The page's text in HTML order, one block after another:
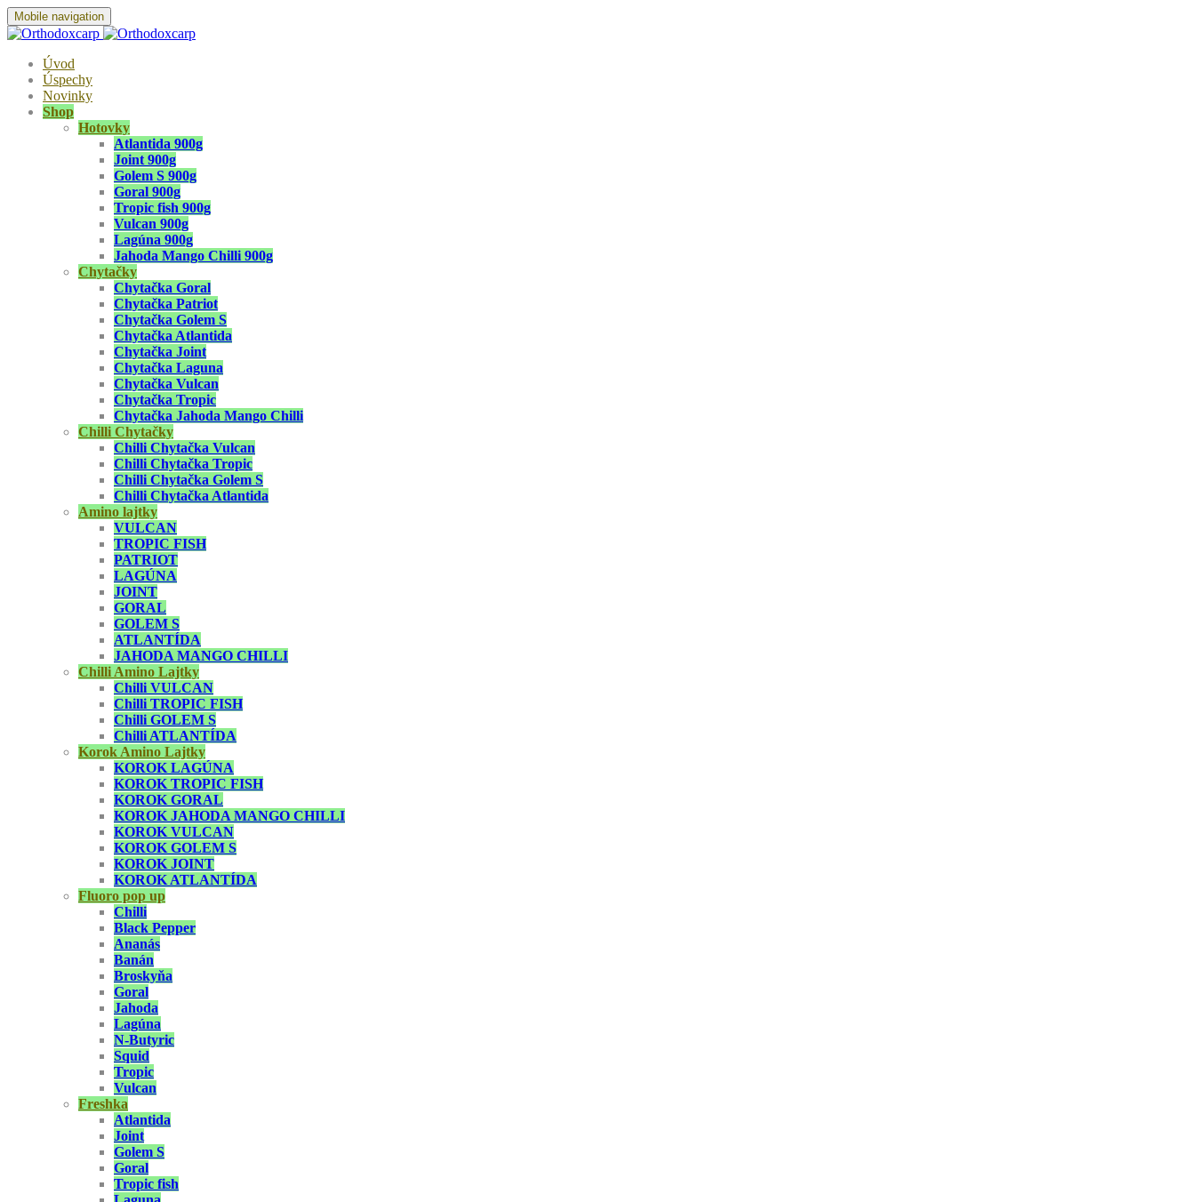
Mobile navigation
Úvod
Úspechy
Novinky
Shop
Hotovky
Atlantida 900g
Joint 900g
Golem S 900g
Goral 900g
Tropic fish 900g
Vulcan 900g
Lagúna 900g
Jahoda Mango Chilli 900g
Chytačky
Chytačka Goral
Chytačka Patriot
Chytačka Golem S
Chytačka Atlantida
Chytačka Joint
Chytačka Laguna
Chytačka Vulcan
Chytačka Tropic
Chytačka Jahoda Mango Chilli
Chilli Chytačky
Chilli Chytačka Vulcan
Chilli Chytačka Tropic
Chilli Chytačka Golem S
Chilli Chytačka Atlantida
Amino lajtky
VULCAN
TROPIC FISH
PATRIOT
LAGÚNA
JOINT
GORAL
GOLEM S
ATLANTÍDA
JAHODA MANGO CHILLI
Chilli Amino Lajtky
Chilli VULCAN
Chilli TROPIC FISH
Chilli GOLEM S
Chilli ATLANTÍDA
Korok Amino Lajtky
KOROK LAGÚNA
KOROK TROPIC FISH
KOROK GORAL
KOROK JAHODA MANGO CHILLI
KOROK VULCAN
KOROK GOLEM S
KOROK JOINT
KOROK ATLANTÍDA
Fluoro pop up
Chilli
Black Pepper
Ananás
Banán
Broskyňa
Goral
Jahoda
Lagúna
N-Butyric
Squid
Tropic
Vulcan
Freshka
Atlantida
Joint
Golem S
Goral
Tropic fish